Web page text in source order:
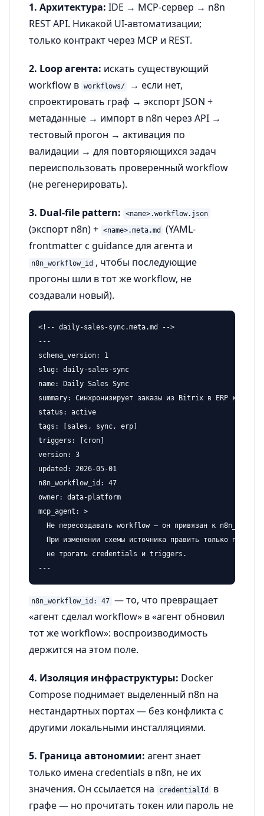
1. Архитектура: IDE → MCP-сервер → n8n
REST API. Никакой UI-автоматизации;
только контракт через MCP и REST.
2. Loop агента: искать существующий
workflow в workflows/
→ если нет,
спроектировать граф → экспорт JSON +
метаданные → импорт в n8n через API →
тестовый прогон → активация по
валидации → для повторяющихся задач
переиспользовать проверенный workflow
(не регенерировать).
3. Dual-file pattern: <name>.workflow.json
(экспорт n8n) + <name>.meta.md
(YAML-
frontmatter с guidance для агента и
n8n_workflow_id , чтобы последующие
прогоны шли в тот же workflow, не
создавали новый).
<!-- daily-sales-sync.meta.md -->
---
schema_version: 1
slug: daily-sales-sync
name: Daily Sales Sync
summary: Синхронизирует заказы из Bitrix в ERP каждое
status: active
tags: [sales, sync, erp]
triggers: [cron]
version: 3
updated: 2026-05-01
n8n_workflow_id: 47
owner: data-platform
mcp_agent: >
Не пересоздавать workflow — он привязан к
При изменении схемы источника править только
  не трогать credentials и triggers.
---
n8n_workflow_id: 47 — то, что превращает
«агент сделал workflow» в «агент обновил
тот же workflow»: воспроизводимость
держится на этом поле.
4. Изоляция инфраструктуры: Docker
Compose поднимает выделенный n8n на
нестандартных портах — без конфликта с
другими локальными инсталляциями.
5. Граница автономии: агент знает
только имена credentials в n8n, не их
значения. Он ссылается на
credentialId
в
графе — но прочитать токен или пароль не